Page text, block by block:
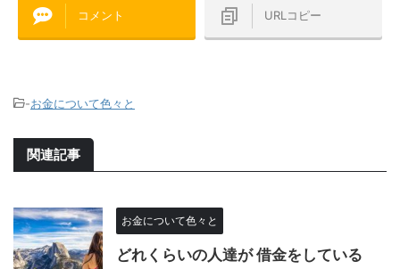
コメント URLコピー
-お金について色々と
関連記事
お金について色々と
どれくらいの人達が 借金をしている